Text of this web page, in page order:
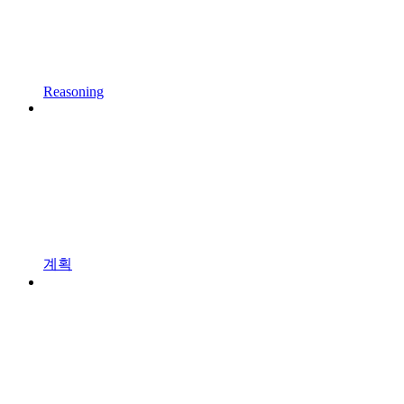
Reasoning
계획